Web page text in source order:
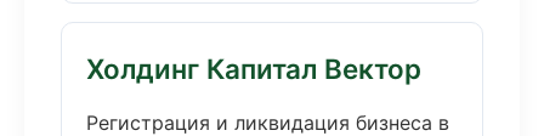
Холдинг Капитал Вектор
Регистрация и ликвидация бизнеса в